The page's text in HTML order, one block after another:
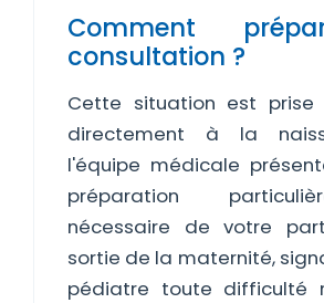
Comment
consultation ?
Cette situation est prise
directement à la
l'équipe médicale
préparation
nécessaire de votre
sortie de la maternité,
pédiatre toute difficulté